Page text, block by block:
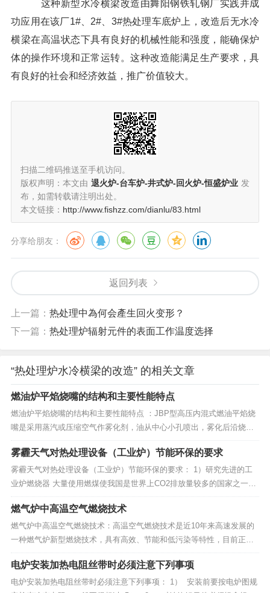
这种新型水冷横梁改造由舞阳钢铁轧钢厂实践并成
功应用在该厂1#、2#、3#热处理车底炉上，改造后无水冷
横梁在高温状态下具有良好的机械性能和强度，能确保炉
体的操作环境和正常运转。这种改造能满足生产要求，具
有良好的社会和经济效益，推广价值较大。
扫描二维码推送至手机访问。
版权声明：本文由 退火炉-台车炉-井式炉-回火炉-恒盛炉业 发
布，如需转载请注明出处。
本文链接： http://www.fishzz.com/dianlu/83.html
分享给朋友：
返回列表
上一篇： 热处理中為何会產生回火变形？
下一篇： 热处理炉辐射元件的表面工作温度选择
“热处理炉水冷横梁的改造” 的相关文章
燃油炉平焰烧嘴的结构和主要性能特点
燃油炉平焰烧嘴的结构和主要性能特点 ：JBP型高压内混式燃油平焰烧
嘴是采用蒸汽或压缩空气作雾化剂，油从中心小孔喷出，雾化后沿烧嘴
头部环境（或多孔结构）喷出。燃烧所需的全部空气量（压力为7kPa）
切线进入风套旋转喷出后，与烧嘴头部喷出的油雾混合并进一步雾化，
形成平面燃烧。燃油炉JBP型燃油平...
雾霾天气对热处理设备（工业炉）节能环保的要求
雾霾天气对热处理设备（工业炉）节能环保的要求： 1）研究先进的工
业炉燃烧器 大量使用燃煤使我国是世界上CO2排放量较多的国家之一，
陶瓷行业又是耗能大户。燃烧释放出的SO2跟水形成亚硫酸，NOx形成
酸雨和光雾，对人畜、植物、建筑物都有较大危害。 要以辊道窑为对象
研究适用于窑炉使用的低NOX燃烧...
燃气炉中高温空气燃烧技术
燃气炉中高温空气燃烧技术：高温空气燃烧技术是近10年来高速发展的
一种燃气炉新型燃烧技术，具有高效、节能和低污染等特性，目前正得
到越来越广泛的应用。 在冶金、机械、建材等部门所用的许多工业燃
气炉、燃油炉、燃烧炉中，排出的废气温度高达600～1100℃。为充分
有效地把这部...
电炉安装加热电阻丝带时必须注意下列事项
电炉安装加热电阻丝带时必须注意下列事项： 1） 安装前要按电炉图规